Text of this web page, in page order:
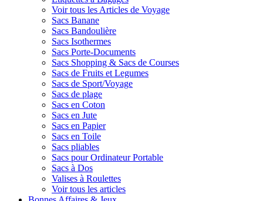
Voir tous les Articles de Voyage
Sacs Banane
Sacs Bandoulière
Sacs Isothermes
Sacs Porte-Documents
Sacs Shopping & Sacs de Courses
Sacs de Fruits et Legumes
Sacs de Sport/Voyage
Sacs de plage
Sacs en Coton
Sacs en Jute
Sacs en Papier
Sacs en Toile
Sacs pliables
Sacs pour Ordinateur Portable
Sacs à Dos
Valises à Roulettes
Voir tous les articles